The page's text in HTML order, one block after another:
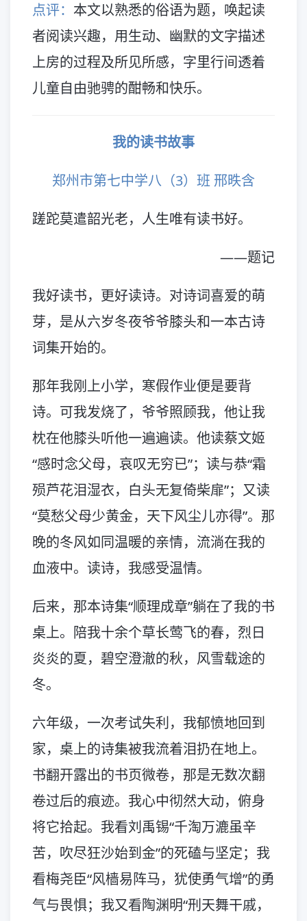
点评： 本文以熟悉的俗语为题，唤起读
者阅读兴趣，用生动、幽默的文字描述
上房的过程及所见所感，字里行间透着
儿童自由驰骋的酣畅和快乐。
我的读书故事
郑州市第七中学八（3）班 邢昳含
蹉跎莫遣韶光老，人生唯有读书好。
——题记
我好读书，更好读诗。对诗词喜爱的萌
芽，是从六岁冬夜爷爷膝头和一本古诗
词集开始的。
那年我刚上小学，寒假作业便是要背
诗。可我发烧了，爷爷照顾我，他让我
枕在他膝头听他一遍遍读。他读蔡文姬
“感时念父母，哀叹无穷已”；读与恭“霜
殒芦花泪湿衣，白头无复倚柴扉”；又读
“莫愁父母少黄金，天下风尘儿亦得”。那
晚的冬风如同温暖的亲情，流淌在我的
血液中。读诗，我感受温情。
后来，那本诗集“顺理成章”躺在了我的书
桌上。陪我十余个草长莺飞的春，烈日
炎炎的夏，碧空澄澈的秋，风雪载途的
冬。
六年级，一次考试失利，我郁愤地回到
家，桌上的诗集被我流着泪扔在地上。
书翻开露出的书页微卷，那是无数次翻
卷过后的痕迹。我心中彻然大动，俯身
将它拾起。我看刘禹锡“千淘万漉虽辛
苦，吹尽狂沙始到金”的死磕与坚定；我
看梅尧臣“风樯易阵马，犹使勇气增”的勇
气与畏惧；我又看陶渊明“刑天舞干戚，